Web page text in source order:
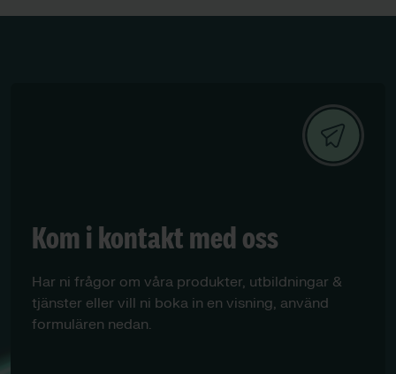
Kom i kontakt med oss
Har ni frågor om våra produkter, utbildningar &
tjänster eller vill ni boka in en visning, använd
formulären nedan.